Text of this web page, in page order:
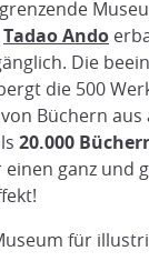
Tadao Ando
Die
die 500
Büchern
20.000
ganz und
für